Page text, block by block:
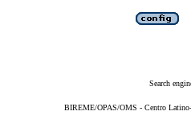
Search
BIREME/OPAS/OMS - Centro Latino-